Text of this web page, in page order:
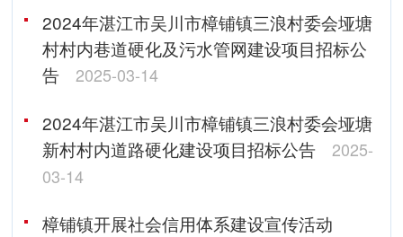
2024年湛江市吴川市樟铺镇三浪村委会垭塘
村村内巷道硬化及污水管网建设项目招标公
告
2025-03-14
2024年湛江市吴川市樟铺镇三浪村委会垭塘
新村村内道路硬化建设项目招标公告
2025-
03-14
樟铺镇开展社会信用体系建设宣传活动